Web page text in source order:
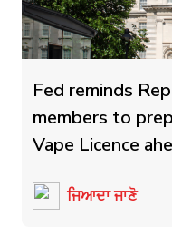
Fed reminds
members to
Vape Licence
ਜਿਆਦਾ ਜਾਣੋ